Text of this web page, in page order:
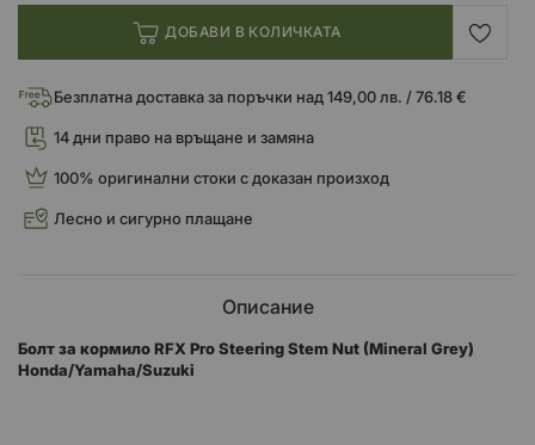
ДОБАВИ В КОЛИЧКАТА
Безплатна доставка за поръчки над 149,00 лв. / 76.18 €
14 дни право на връщане и замяна
100% оригинални стоки с доказан произход
Лесно и сигурно плащане
Описание
Болт за кормило RFX Pro Steering Stem Nut (Mineral Grey)
Honda/Yamaha/Suzuki